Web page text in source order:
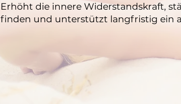
Erhöht die innere Widerstandskraft,
finden und unterstützt langfristig ein